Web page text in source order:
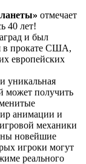
отмечает
40 лет!
и был
в прокате США,
европейских
уникальная
может получить
анимации и
механики
новейшие
игроки могут
реального